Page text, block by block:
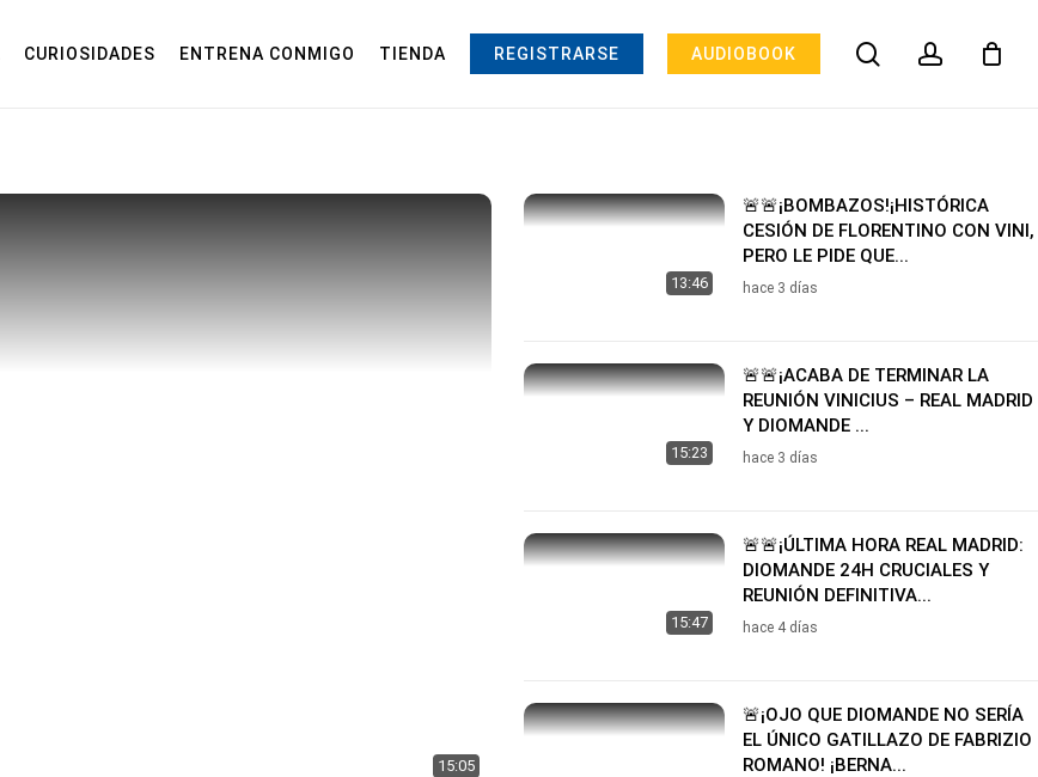
CURIOSIDADES ENTRENA CONMIGO TIENDA REGISTRARSE AUDIOBOOK searchaccount
15:05
13:46
🚨🚨¡BOMBAZOS!¡HISTÓRICA
CESIÓN DE FLORENTINO CON VINI,
PERO LE PIDE QUE...
hace 3 días
15:23
🚨🚨¡ACABA DE TERMINAR LA
REUNIÓN VINICIUS – REAL MADRID
Y DIOMANDE ...
hace 3 días
15:47
🚨🚨¡ÚLTIMA HORA REAL MADRID:
DIOMANDE 24H CRUCIALES Y
REUNIÓN DEFINITIVA...
hace 4 días
🚨¡OJO QUE DIOMANDE NO SERÍA
EL ÚNICO GATILLAZO DE FABRIZIO
ROMANO! ¡BERNA...